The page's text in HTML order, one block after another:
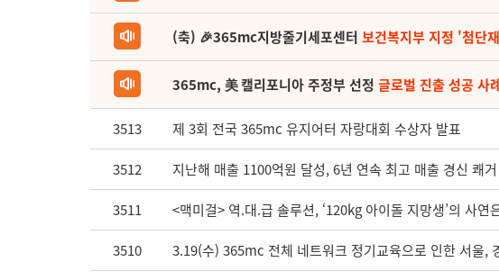
(축) 🎉365mc지방줄기세포센터 보건복지부 지정 '첨단
365mc, 美 캘리포니아 주정부 선정 글로벌 진출 성공 사
3513 제 3회 전국 365mc 유지어터 자랑대회 수상자 발표
3512 지난해 매출 1100억원 달성, 6년 연속 최고 매출 경신 쾌거
3511 <맥미걸> 역.대.급 솔루션, ‘120kg 아이돌 지망생’의 사연
3510 3.19(수) 365mc 전체 네트워크 정기교육으로 인한 서울,